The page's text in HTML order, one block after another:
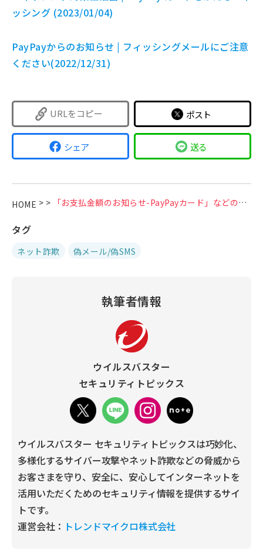
ッシング (2023/01/04)
PayPayからのお知らせ | フィッシングメールにご注意
ください(2022/12/31)
URLをコピー ポスト
シェア 送る
HOME > > 「お支払金額のお知らせ-PayPayカード」などのPayPayカードをかたる偽サイトにご注意ください
タグ
ネット詐欺 偽メール/偽SMS
執筆者情報
ウイルスバスター
セキュリティトピックス
ウイルスバスター セキュリティトピックスは巧妙化、
多様化するサイバー攻撃やネット詐欺などの脅威から
お客さまを守り、安全に、安心してインターネットを
活用いただくためのセキュリティ情報を提供するサイ
トです。
運営会社： トレンドマイクロ株式会社